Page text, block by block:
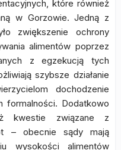
które również
w Gorzowie. Jedną z
zwiększenie ochrony
alimentów poprzez
z egzekucją tych
szybsze działanie
dochodzenie
formalności. Dodatkowo
kwestie związane z
– obecnie sądy mają
wysokości alimentów